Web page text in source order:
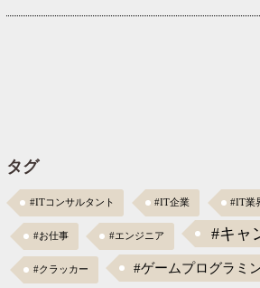
タグ
#ITコンサルタント #IT企業 #IT業
#お仕事 #エンジニア #キャ
#クラッカー #ゲームプログラミ